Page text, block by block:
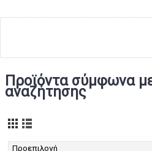
Προϊόντα σύμφωνα
αναζήτησης